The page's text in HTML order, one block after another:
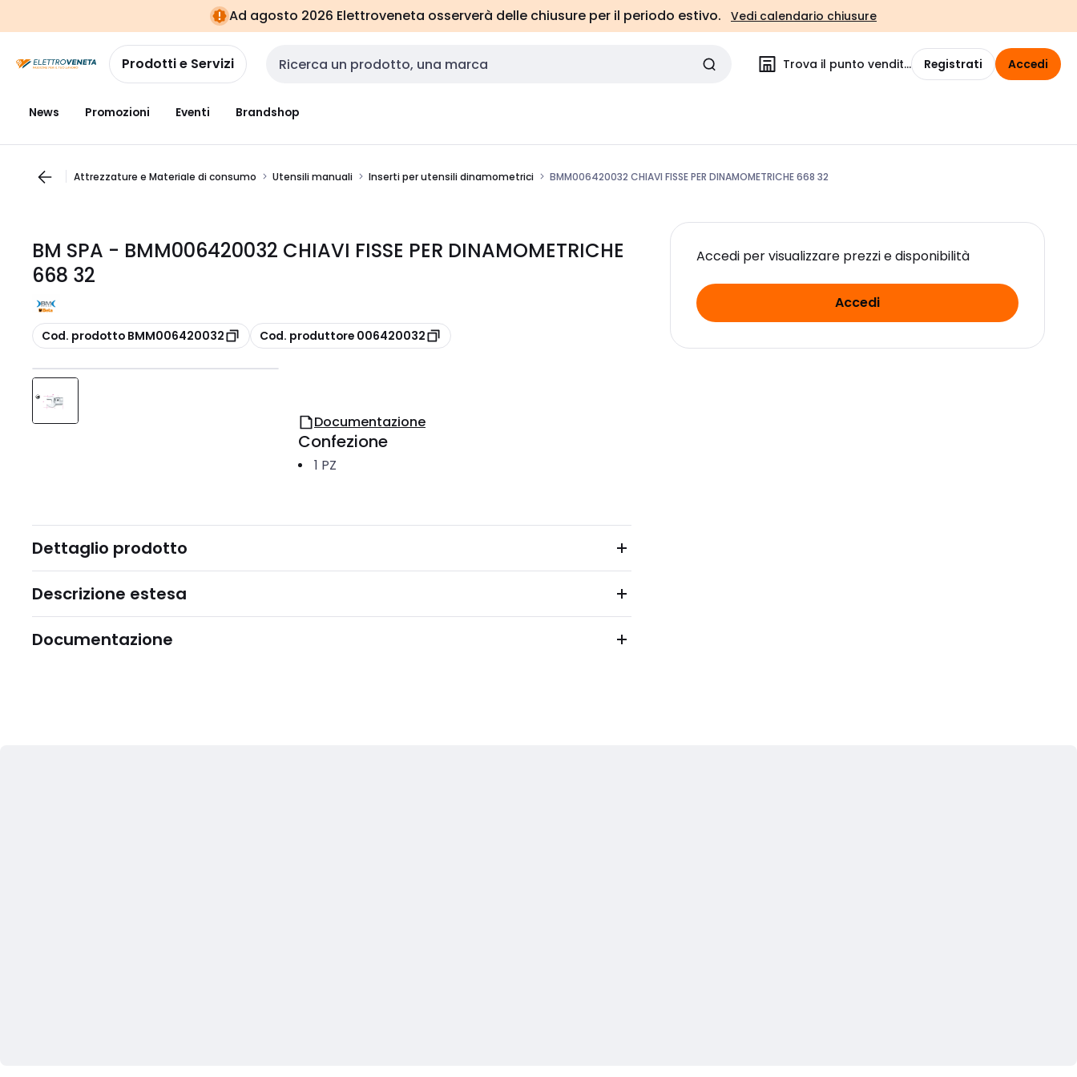
navigazionealla
pagina
Ad agosto 2026 Elettroveneta osserverà delle chiusure per il periodo estivo. Vedi calendario chiusure
Prodotti e Servizi Cerca input Trova il punto vendita Registrati Accedi
News Promozioni Eventi Brandshop
Attrezzature e Materiale di consumo Utensili manuali Inserti per utensili dinamometrici BMM006420032 CHIAVI FISSE PER DINAMOMETRICHE 668 32
BM SPA - BMM006420032 CHIAVI FISSE PER DINAMOMETRICHE
668 32
copia
Cod. prodotto BMM006420032 copia
Cod. produttore 006420032
Accedi per visualizzare prezzi e disponibilità
Accedi
Documentazione
Confezione
1 PZ
Dettaglio prodotto
Descrizione estesa
Documentazione